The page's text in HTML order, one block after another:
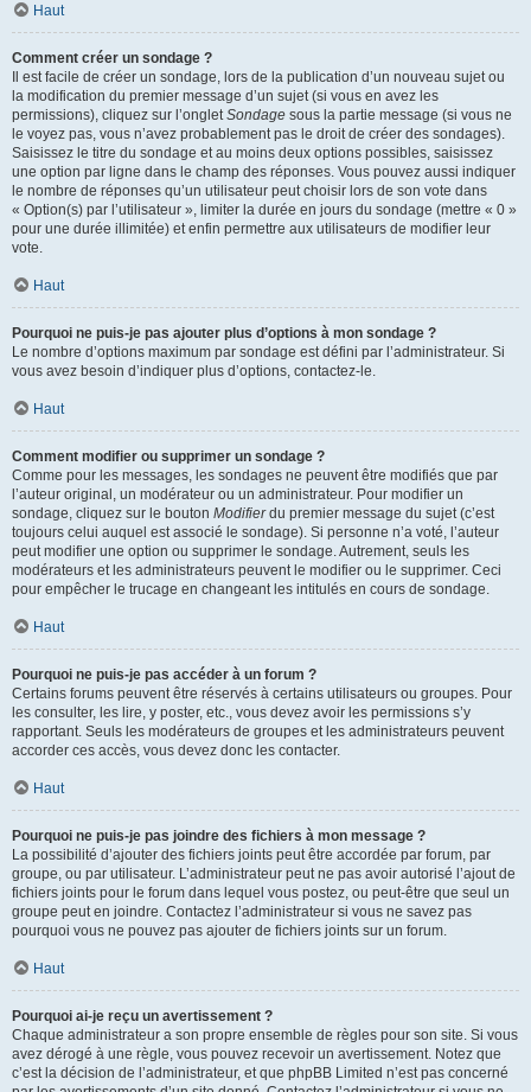
Haut
Comment créer un sondage ?
Il est facile de créer un sondage, lors de la publication d’un nouveau sujet ou
la modification du premier message d’un sujet (si vous en avez les
permissions), cliquez sur l’ongletSondage sous la partie message (si vous ne
le voyez pas, vous n’avez probablement pas le droit de créer des sondages).
Saisissez le titre du sondage et au moins deux options possibles, saisissez
une option par ligne dans le champ des réponses. Vous pouvez aussi indiquer
le nombre de réponses qu’un utilisateur peut choisir lors de son vote dans
« Option(s) par l’utilisateur », limiter la durée en jours du sondage (mettre « 0 »
pour une durée illimitée) et enfin permettre aux utilisateurs de modifier leur
vote.
Haut
Pourquoi ne puis-je pas ajouter plus d’options à mon sondage ?
Le nombre d’options maximum par sondage est défini par l’administrateur. Si
vous avez besoin d’indiquer plus d’options, contactez-le.
Haut
Comment modifier ou supprimer un sondage ?
Comme pour les messages, les sondages ne peuvent être modifiés que par
l’auteur original, un modérateur ou un administrateur. Pour modifier un
sondage, cliquez sur le bouton Modifierdu premier message du sujet (c’est
toujours celui auquel est associé le sondage). Si personne n’a voté, l’auteur
peut modifier une option ou supprimer le sondage. Autrement, seuls les
modérateurs et les administrateurs peuvent le modifier ou le supprimer. Ceci
pour empêcher le trucage en changeant les intitulés en cours de sondage.
Haut
Pourquoi ne puis-je pas accéder à un forum ?
Certains forums peuvent être réservés à certains utilisateurs ou groupes. Pour
les consulter, les lire, y poster, etc., vous devez avoir les permissions s’y
rapportant. Seuls les modérateurs de groupes et les administrateurs peuvent
accorder ces accès, vous devez donc les contacter.
Haut
Pourquoi ne puis-je pas joindre des fichiers à mon message ?
La possibilité d’ajouter des fichiers joints peut être accordée par forum, par
groupe, ou par utilisateur. L’administrateur peut ne pas avoir autorisé l’ajout de
fichiers joints pour le forum dans lequel vous postez, ou peut-être que seul un
groupe peut en joindre. Contactez l’administrateur si vous ne savez pas
pourquoi vous ne pouvez pas ajouter de fichiers joints sur un forum.
Haut
Pourquoi ai-je reçu un avertissement ?
Chaque administrateur a son propre ensemble de règles pour son site. Si vous
avez dérogé à une règle, vous pouvez recevoir un avertissement. Notez que
c’est la décision de l’administrateur, et que phpBB Limited n’est pas concerné